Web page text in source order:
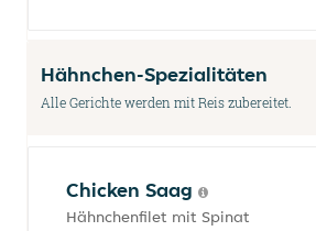
Hähnchen-Spezialitäten
Alle Gerichte werden mit Reis zubereitet.
Chicken Saag
Hähnchenfilet mit Spinat